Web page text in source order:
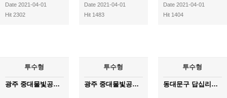
Date 2021-04-01
Hit 2302
Date 2021-04-01
Hit 1483
Date 2021-04-01
Hit 1404
투수형
광주 중대물빛공원(2)
투수형
광주 중대물빛공원(1)
투수형
동대문구 답십리공원